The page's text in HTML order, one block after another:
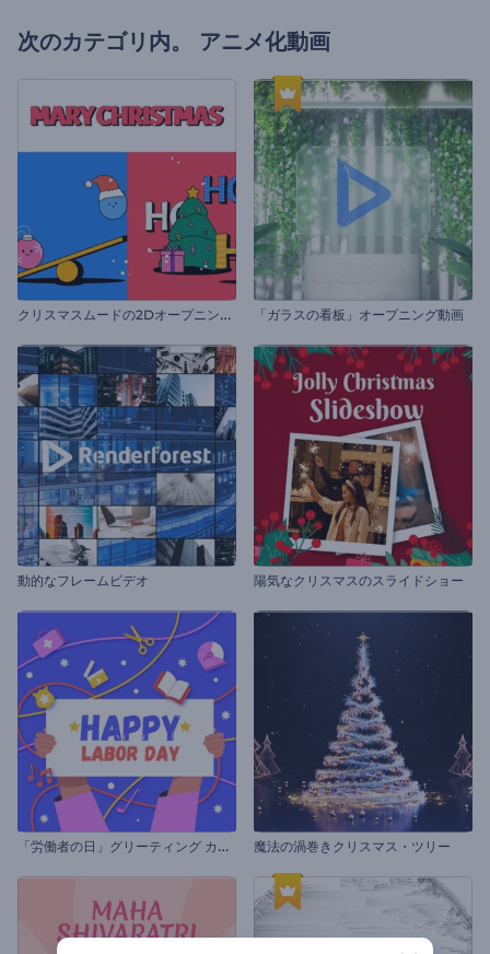
次のカテゴリ内。 アニメ化動画
ク
リスマスムードの2Dオープニング動画 「ガラスの看板」オープニング動画
動的なフレームビデオ 陽気なクリスマスのスライドショー
「
労働者の日」グリーティング カード 魔法の渦巻きクリスマス・ツリー